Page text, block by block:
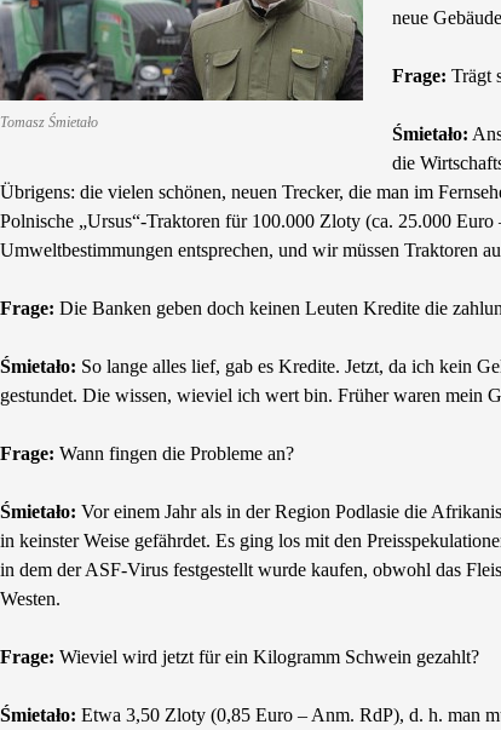
Tomasz Śmietało
neue
Frage: Trägt
Śmietało:
die
Übrigens: die vielen schönen, neuen Trecker, die man im
Polnische „Ursus“-Traktoren für 100.000 Zloty (ca. 25.000
Umweltbestimmungen entsprechen, und wir müssen Traktoren
Frage: Die Banken geben doch keinen Leuten Kredite die
Śmietało: So lange alles lief, gab es Kredite. Jetzt, da ich kein
gestundet. Die wissen, wieviel ich wert bin. Früher waren mein
Frage: Wann fingen die Probleme an?
Śmietało: Vor einem Jahr als in der Region Podlasie die
in keinster Weise gefährdet. Es ging los mit den
in dem der ASF-Virus festgestellt wurde kaufen, obwohl das
Westen.
Frage: Wieviel wird jetzt für ein Kilogramm Schwein gezahlt?
Śmietało: Etwa 3,50 Zloty (0,85 Euro – Anm. RdP), d. h. man